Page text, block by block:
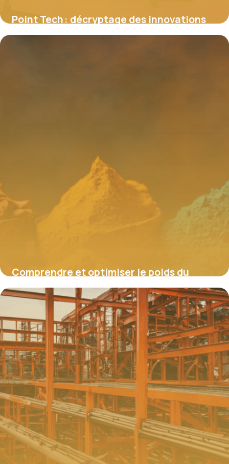
Point Tech : décryptage des innovations
technologiques qui transforment notre
Comprendre et optimiser le poids du
cuivre : enjeux, calculs et applications